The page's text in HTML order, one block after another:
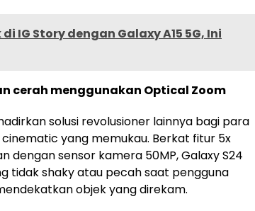
IG Story dengan Galaxy A15 5G, Ini
cerah menggunakan Optical Zoom
solusi revolusioner lainnya bagi para
yang memukau. Berkat fitur 5x
sensor kamera 50MP, Galaxy S24
tidak shaky atau pecah saat pengguna
objek yang direkam.